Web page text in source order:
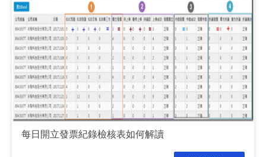
每日開立發票紀錄檢核表如何解讀